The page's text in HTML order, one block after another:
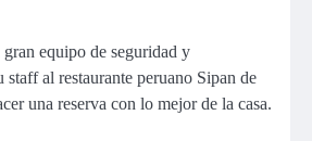
equipo de seguridad y
staff al restaurante peruano Sipan de
una reserva con lo mejor de la casa.